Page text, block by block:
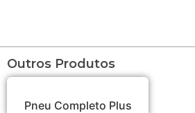
Outros Produtos
Pneu Completo Plus